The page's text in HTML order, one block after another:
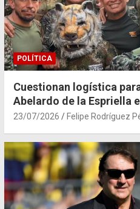
POLÍTICA
Cuestionan logística
Abelardo de la Espriella
23/07/2026 Felipe Rodríguez